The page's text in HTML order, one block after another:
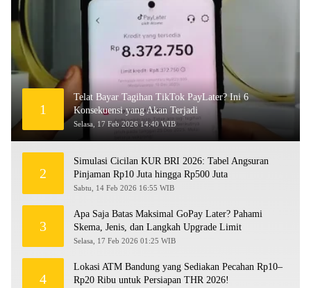
1
Telat Bayar Tagihan TikTok PayLater? Ini 6
Konsekuensi yang Akan Terjadi
Selasa, 17 Feb 2026 14:40 WIB
2
Simulasi Cicilan KUR BRI 2026: Tabel Angsuran
Pinjaman Rp10 Juta hingga Rp500 Juta
Sabtu, 14 Feb 2026 16:55 WIB
3
Apa Saja Batas Maksimal GoPay Later? Pahami
Skema, Jenis, dan Langkah Upgrade Limit
Selasa, 17 Feb 2026 01:25 WIB
4
Lokasi ATM Bandung yang Sediakan Pecahan Rp10–
Rp20 Ribu untuk Persiapan THR 2026!